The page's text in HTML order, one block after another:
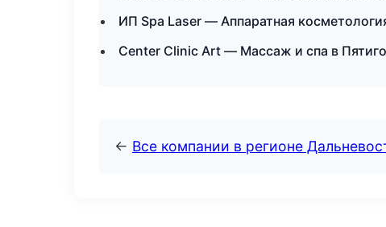
ИП Spa Laser — Аппаратная
Center Clinic Art — Массаж и спа в
← Все компании в регионе